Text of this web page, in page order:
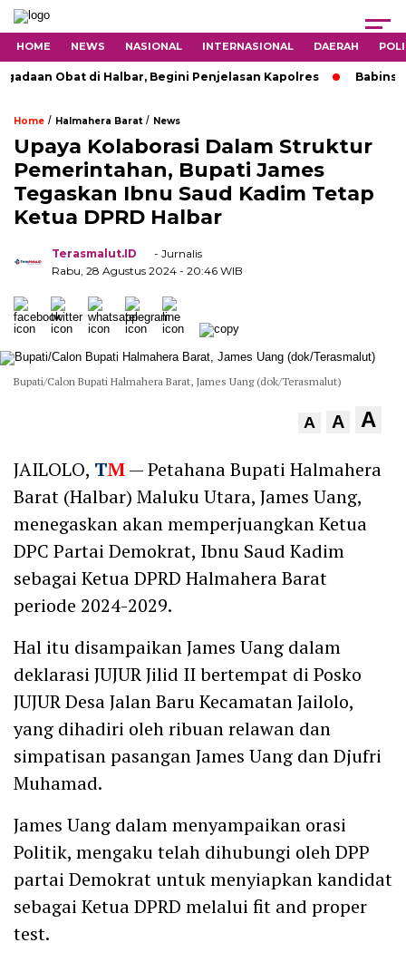
HOME NEWS NASIONAL INTERNASIONAL DAERAH
Obat di Halbar, Begini Penjelasan Kapolres Babinsa
Home / Halmahera Barat/ News
Upaya Kolaborasi Dalam Struktur
Pemerintahan, Bupati James
Tegaskan Ibnu Saud Kadim Tetap
Ketua DPRD Halbar
Terasmalut.ID
- Jurnalis
Rabu, 28 Agustus 2024 - 20:46 WIB
Bupati/Calon Bupati Halmahera Barat, James Uang (dok/Terasmalut)
A A A
JAILOLO, TM— Petahana Bupati Halmahera
Barat (Halbar) Maluku Utara, James Uang,
menegaskan akan memperjuangkan Ketua
DPC Partai Demokrat, Ibnu Saud Kadim
sebagai Ketua DPRD Halmahera Barat
periode 2024-2029.
Hal itu disampaikan James Uang dalam
deklarasi JUJUR Jilid II bertempat di Posko
JUJUR Desa Jalan Baru Kecamatan Jailolo,
yang dihadiri oleh ribuan relawan dan
simpatisan pasangan James Uang dan Djufri
Muhamad.
James Uang dalam menyampaikan orasi
Politik, mengaku telah dihubungi oleh DPP
partai Demokrat untuk menyiapkan kandidat
sebagai Ketua DPRD melalui fit and proper
test.